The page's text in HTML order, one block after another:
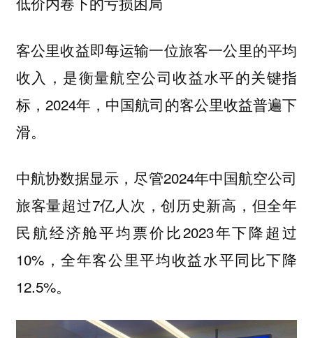
客公里收益即每运输一位旅客一公里的平均
收入，是衡量航空公司收益水平的关键指
标，2024年，中国航司的客公里收益普遍下
滑。
中航协数据显示，尽管2024年中国航空公司
旅客量超过7亿人次，创历史新高，但全年
民航经济舱平均票价比2023年下降超过
10%，全年客公里平均收益水平同比下降
12.5%。